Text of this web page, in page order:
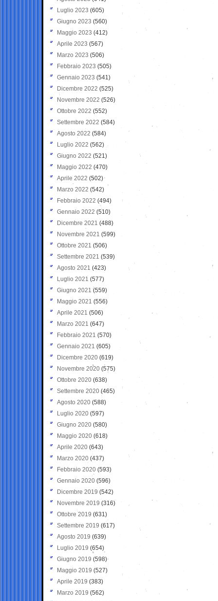
Luglio 2023 (605)
Giugno 2023 (560)
Maggio 2023 (412)
Aprile 2023 (567)
Marzo 2023 (506)
Febbraio 2023 (505)
Gennaio 2023 (541)
Dicembre 2022 (525)
Novembre 2022 (526)
Ottobre 2022 (552)
Settembre 2022 (584)
Agosto 2022 (584)
Luglio 2022 (562)
Giugno 2022 (521)
Maggio 2022 (470)
Aprile 2022 (502)
Marzo 2022 (542)
Febbraio 2022 (494)
Gennaio 2022 (510)
Dicembre 2021 (488)
Novembre 2021 (599)
Ottobre 2021 (506)
Settembre 2021 (539)
Agosto 2021 (423)
Luglio 2021 (577)
Giugno 2021(559)
Maggio 2021 (556)
Aprile 2021 (506)
Marzo 2021 (647)
Febbraio 2021 (570)
Gennaio 2021 (605)
Dicembre 2020 (619)
Novembre 2020 (575)
Ottobre 2020 (638)
Settembre 2020(465)
Agosto 2020 (588)
Luglio 2020 (597)
Giugno 2020 (580)
Maggio 2020 (618)
Aprile 2020 (643)
Marzo 2020 (437)
Febbraio 2020 (593)
Gennaio 2020 (596)
Dicembre 2019 (542)
Novembre 2019 (316)
Ottobre 2019 (631)
Settembre 2019 (617)
Agosto 2019 (639)
Luglio 2019 (654)
Giugno 2019 (598)
Maggio 2019 (527)
Aprile 2019 (383)
Marzo 2019 (562)